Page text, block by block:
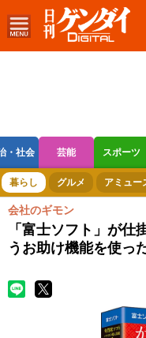
・社会 芸能 スポーツ
ボートレース 競輪 オー
暮らし グルメ アミュー
会社のギモン
「富士ソフト」が仕
うお助け機能を使っ